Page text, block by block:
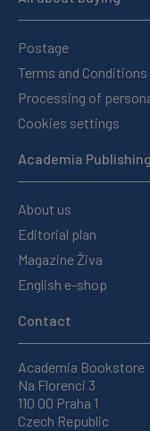
Postage
Terms and Conditions
Processing of
Cookies settings
Academia
About us
Editorial plan
Magazine Živa
English e-shop
Contact
Academia Bookstore
Na Florenci 3
110 00 Praha 1
Czech Republic